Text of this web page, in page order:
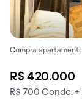
Compra
R$ 420.000
R$ 700 Condo. +